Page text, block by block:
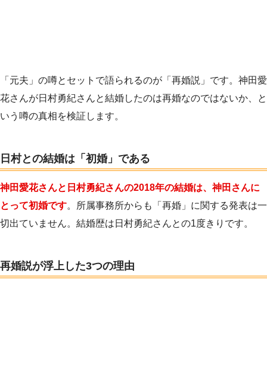
「元夫」の噂とセットで語られるのが「再婚説」です。神田愛
花さんが日村勇紀さんと結婚したのは再婚なのではないか、と
いう噂の真相を検証します。
日村との結婚は「初婚」である
神田愛花さんと日村勇紀さんの2018年の結婚は、神田さんに
とって初婚です。所属事務所からも「再婚」に関する発表は一
切出ていません。結婚歴は日村勇紀さんとの1度きりです。
再婚説が浮上した3つの理由